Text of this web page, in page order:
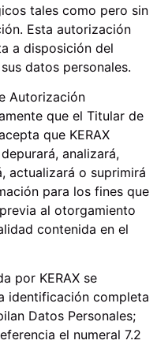
tales como pero sin
Esta autorización
a disposición del
datos personales.
Autorización
que el Titular de
que KERAX
analizará,
actualizará o suprimirá
para los fines que
al otorgamiento
contenida en el
por KERAX se
identificación completa
Datos Personales;
el numeral 7.2